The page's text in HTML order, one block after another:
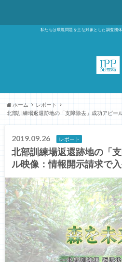
私たちは環境問題を主な対象とした調査団
ホーム
レポート
北部訓練場返還跡地の「支障除去」成功アピー
2019.09.26 レポート
北部訓練場返還跡地の「
ル映像：情報開示請求で